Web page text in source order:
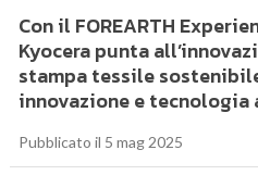
Con il FOREARTH
Kyocera punta
stampa tessile
innovazione e tecnologia
Pubblicato il 5 mag 2025